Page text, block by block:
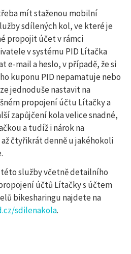
mít staženou mobilní
sdílených kol, ve které je
propojit účet v rámci
v systému PID Lítačka
e-mail a heslo, v případě, že si
kuponu PID nepamatuje nebo
jednoduše nastavit na
propojení účtu Lítačky a
zapůjčení kola velice snadné,
a tudíž i nárok na
čtyřikrát denně u jakéhokoli
služby včetně detailního
účtů Lítačky s účtem
bikesharingu najdete na
sdilenakola.